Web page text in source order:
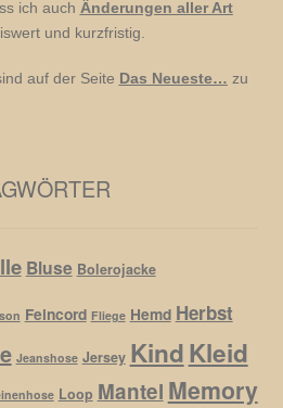
ich auch Änderungen aller Art
und kurzfristig.
auf der Seite Das Neueste… zu
Bluse Bolerojacke
Feincord Fliege Hemd Herbst
Jeanshose Jersey KindKleid
Loop Mantel Memory